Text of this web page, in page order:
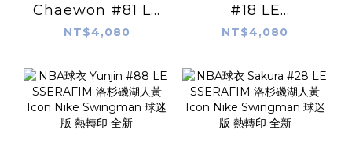
Chaewon #81 LE
SSERAFIM 洛杉磯
Swingman 球迷版
熱轉印 全新
NT$4,080
#18 LE
SSERAFIM 洛杉磯
Swingman 球迷版
熱轉印 全新
NT$4,080